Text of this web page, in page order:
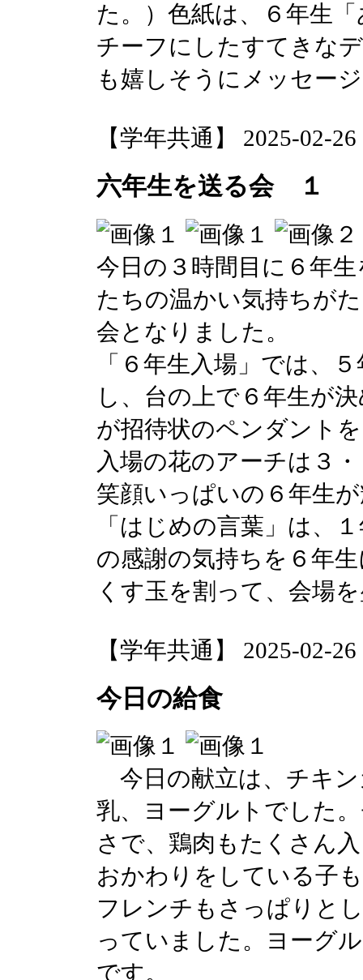
た。）色紙は、６年生
チーフにしたすてきな
も嬉しそうにメッセー
【学年共通】 2025-02-
六年生を送る会 １
今日の３時間目に６年
たちの温かい気持ちが
会となりました。
「６年生入場」では、
し、台の上で６年生が
が招待状のペンダント
入場の花のアーチは３
笑顔いっぱいの６年生
「はじめの言葉」は、
の感謝の気持ちを６年
くす玉を割って、会場
【学年共通】 2025-02-
今日の給食
今日の献立は、チキ
乳、ヨーグルトでした
さで、鶏肉もたくさん
おかわりをしている子
フレンチもさっぱりと
っていました。ヨーグ
です。